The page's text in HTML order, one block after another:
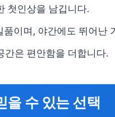
첫인상을 남깁니다.
이며, 야간에도 뛰어난
간은 편안함을 더합니다.
을 수 있는 선택